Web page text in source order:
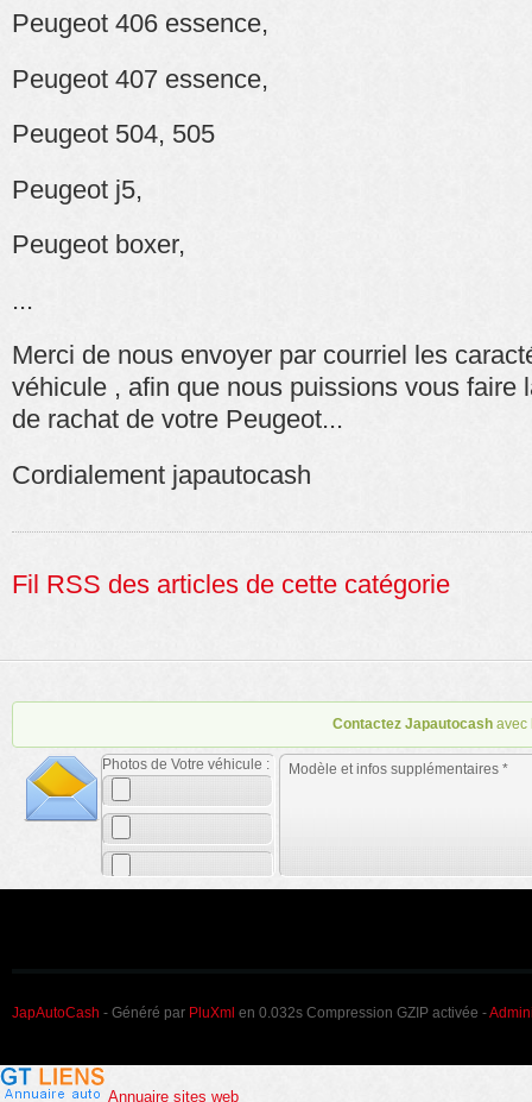
Peugeot 406 essence,
Peugeot 407 essence,
Peugeot 504, 505
Peugeot j5,
Peugeot boxer,
...
Merci de nous envoyer par courriel les
véhicule , afin que nous puissions vous faire
de rachat de votre Peugeot...
Cordialement japautocash
Fil RSS des articles de cette catégorie
Contactez Japautocash avec
Photos de Votre véhicule :
JapAutoCash - Généré par PluXml en 0.032s Compression GZIP activée -
Annuaire sites web